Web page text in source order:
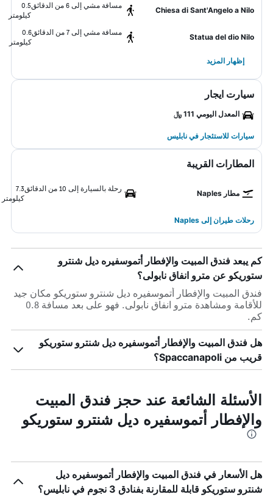
Chiesa di Sant'Angelo a Nilo
مسافة مشي إلى 6 من الدقائق
0.5
كيلومتر
Statua del dio Nilo
مسافة مشي إلى 7 من الدقائق
0.6
كيلومتر
إظهار المزيد
سيارت ايجار
المعدل اليومي 111 ﷼
سيارات للاستئجار في نابليس
المطارات القريبة
مطار Naples
رحلة بالسيارة إلى 10 من الدقائق
7.3
كيلومتر
رحلات طيران إلى Naples
كم يبعد فندق المبيت والإفطار أتموسفيره ديل شنترو
ستوريكو عن مترو انفاق نابولى؟
فندق المبيت والإفطار أتموسفيره ديل شنترو ستوريكو مكان جيد
للأقامة ومشاهدة مترو انفاق نابولى. فهو على بعد مسافة 0.8
كم.
هل فندق المبيت والإفطار أتموسفيره ديل شنترو ستوريكو
قريب من Spaccanapoli؟
الأسئلة الشائعة عند حجز فندق المبيت
والإفطار أتموسفيره ديل شنترو ستوريكو
هل الأسعار في فندق المبيت والإفطار أتموسفيره ديل
شنترو ستوريكو قابلة للمقارنة بفنادق 3 نجوم في نابليس؟